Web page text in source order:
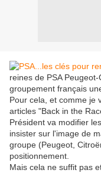
reines de PSA
groupement français
Pour cela, et comme je
articles "Back in the
Président va modifier
insister sur l'image de
groupe (Peugeot,
positionnement.
Mais cela ne suffit pas